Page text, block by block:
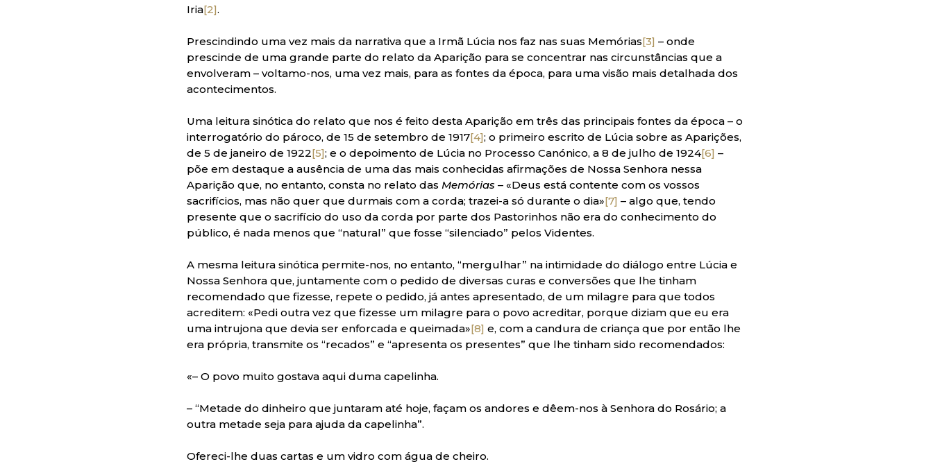
Iria[2].
Prescindindo uma vez mais da narrativa que a Irmã Lúcia nos faz nas suas Memórias[3] – onde
prescinde de uma grande parte do relato da Aparição para se concentrar nas circunstâncias que a
envolveram – voltamo-nos, uma vez mais, para as fontes da época, para uma visão mais detalhada dos
acontecimentos.
Uma leitura sinótica do relato que nos é feito desta Aparição em três das principais fontes da época – o
interrogatório do pároco, de 15 de setembro de 1917[4]; o primeiro escrito de Lúcia sobre as Aparições,
de 5 de janeiro de 1922[5]; e o depoimento de Lúcia no Processo Canónico, a 8 de julho de 1924[6] –
põe em destaque a ausência de uma das mais conhecidas afirmações de Nossa Senhora nessa
Aparição que, no entanto, consta no relato das Memórias – «Deus está contente com os vossos
sacrifícios, mas não quer que durmais com a corda; trazei-a só durante o dia»[7] – algo que, tendo
presente que o sacrifício do uso da corda por parte dos Pastorinhos não era do conhecimento do
público, é nada menos que “natural” que fosse “silenciado” pelos Videntes.
A mesma leitura sinótica permite-nos, no entanto, “mergulhar” na intimidade do diálogo entre Lúcia e
Nossa Senhora que, juntamente com o pedido de diversas curas e conversões que lhe tinham
recomendado que fizesse, repete o pedido, já antes apresentado, de um milagre para que todos
acreditem: «Pedi outra vez que fizesse um milagre para o povo acreditar, porque diziam que eu era
uma intrujona que devia ser enforcada e queimada»[8] e, com a candura de criança que por então lhe
era própria, transmite os “recados” e “apresenta os presentes” que lhe tinham sido recomendados:
«– O povo muito gostava aqui duma capelinha.
– “Metade do dinheiro que juntaram até hoje, façam os andores e dêem-nos à Senhora do Rosário; a
outra metade seja para ajuda da capelinha”.
Ofereci-lhe duas cartas e um vidro com água de cheiro.